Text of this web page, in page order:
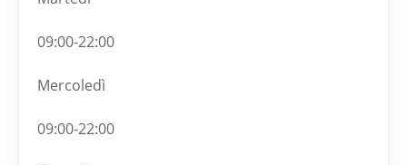
09:00-22:00
Mercoledì
09:00-22:00